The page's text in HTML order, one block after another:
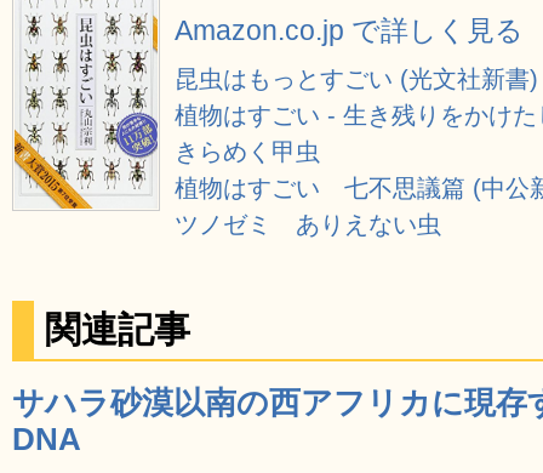
Amazon.co.jp で詳しく見る
昆虫はもっとすごい (光文社新書)
植物はすごい - 生き残りをかけ
きらめく甲虫
植物はすごい 七不思議篇 (中公
ツノゼミ ありえない虫
関連記事
サハラ砂漠以南の西アフリカに現存
DNA